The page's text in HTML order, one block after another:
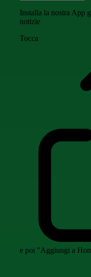
Installa la nostra App
notizie
Tocca
e poi "Aggiungi a